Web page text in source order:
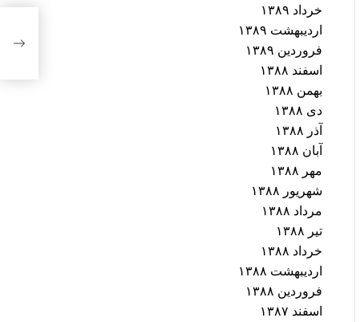
خرداد ۱۳۸۹
اردیبهشت ۱۳۸۹
فروردین ۱۳۸۹
اسفند ۱۳۸۸
بهمن ۱۳۸۸
دی ۱۳۸۸
آذر ۱۳۸۸
آبان ۱۳۸۸
مهر ۱۳۸۸
شهریور ۱۳۸۸
مرداد ۱۳۸۸
تیر ۱۳۸۸
خرداد ۱۳۸۸
اردیبهشت ۱۳۸۸
فروردین ۱۳۸۸
اسفند ۱۳۸۷